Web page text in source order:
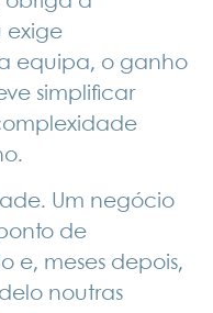
exige
equipa, o ganho
simplificar
Um negócio
de
e, meses depois,
noutras